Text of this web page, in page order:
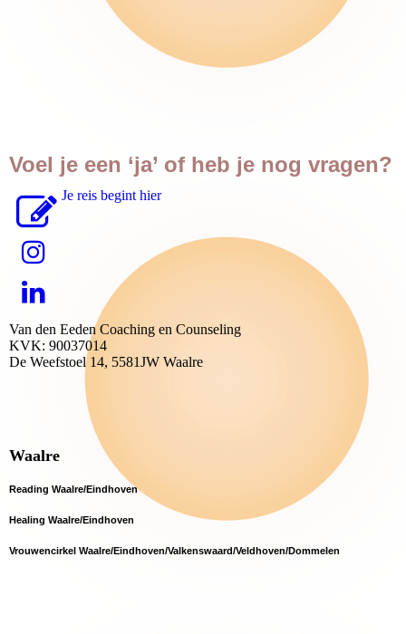
Voel je een ‘ja’ of heb je nog vragen?
Je reis begint hier
Van den Eeden Coaching en Counseling
KVK: 90037014
De Weefstoel 14, 5581JW Waalre
Waalre
Reading Waalre/Eindhoven
Healing Waalre/Eindhoven
Vrouwencirkel Waalre/Eindhoven/Valkenswaard/Veldhoven/Dommelen